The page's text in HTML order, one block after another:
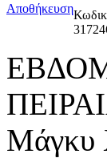
Αποθήκευση
Μάγκυ